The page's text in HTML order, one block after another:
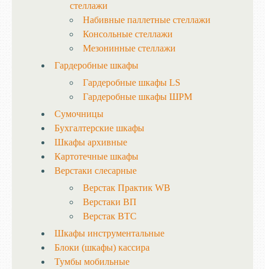
стеллажи
Набивные паллетные стеллажи
Консольные стеллажи
Мезонинные стеллажи
Гардеробные шкафы
Гардеробные шкафы LS
Гардеробные шкафы ШРМ
Сумочницы
Бухгалтерские шкафы
Шкафы архивные
Картотечные шкафы
Верстаки слесарные
Верстак Практик WB
Верстаки ВП
Верстак ВТС
Шкафы инструментальные
Блоки (шкафы) кассира
Тумбы мобильные